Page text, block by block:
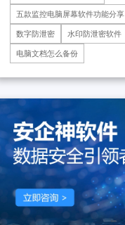
五款监控电脑屏幕软件功能分享
数字防泄密
水印防泄密软件
电脑文档怎么备份